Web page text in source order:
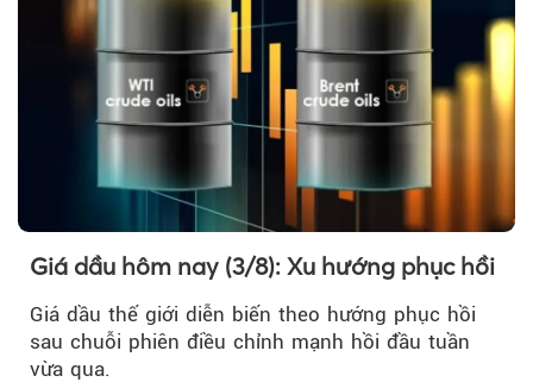
Giá dầu hôm nay (3/8): Xu hướng phục hồi
Giá dầu thế giới diễn biến theo hướng phục hồi
sau chuỗi phiên điều chỉnh mạnh hồi đầu tuần
vừa qua.